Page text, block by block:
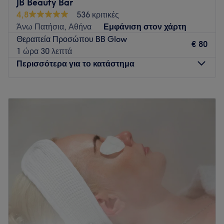
4,8
536 κριτικές
Άνω Πατήσια, Αθήνα
Εμφάνιση στον χάρτη
Θεραπεία Προσώπου BB Glow
1 ώρα 30 λεπτά
€ 80
Περισσότερα για το κατάστημα
Παρασκευή
Στο JB Beauty Bar θα βρεις ακριβώς αυτό που ψάχνεις σε
ό,τι έχει να κάνει με την ομορφιά. Το κατάστημα παρέχει
υπηρεσίες μανικιούρ, πεντικιούρ, αποτρίχωσης και